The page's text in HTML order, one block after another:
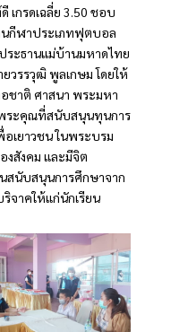
เกรดเฉลี่ย 3.50 ชอบ
นกีฬาประเภทฟุตบอล
ระธานแม่บ้านมหาดไทย
วรรวุฒิ พูลเกษม โดยให้
อชาติ ศาสนา พระมหา
ระคุณที่สนับสนุนทุนการ
เยาวชน ในพระบรม
สังคม และมีจิต
สนับสนุนการศึกษาจาก
จาคให้แก่นักเรียน